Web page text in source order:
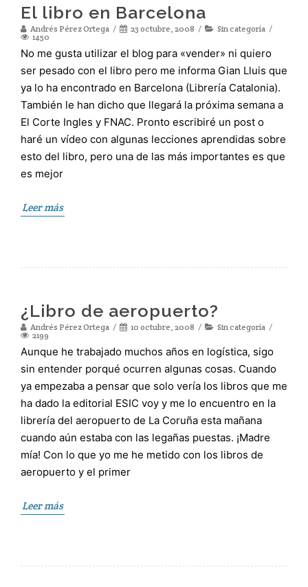
El libro en Barcelona
Andrés Pérez Ortega 23 octubre, 2008
Sin categoría
1450
No me gusta utilizar el blog para «vender» ni quiero
ser pesado con el libro pero me informa Gian Lluis que
ya lo ha encontrado en Barcelona (Librería Catalonia).
También le han dicho que llegará la próxima semana a
El Corte Ingles y FNAC. Pronto escribiré un post o
haré un vídeo con algunas lecciones aprendidas sobre
esto del libro, pero una de las más importantes es que
es mejor
Leer más
¿Libro de aeropuerto?
Andrés Pérez Ortega 10 octubre, 2008
Sin categoría
2199
Aunque he trabajado muchos años en logística, sigo
sin entender porqué ocurren algunas cosas. Cuando
ya empezaba a pensar que solo vería los libros que me
ha dado la editorial ESIC voy y me lo encuentro en la
librería del aeropuerto de La Coruña esta mañana
cuando aún estaba con las legañas puestas. ¡Madre
mía! Con lo que yo me he metido con los libros de
aeropuerto y el primer
Leer más